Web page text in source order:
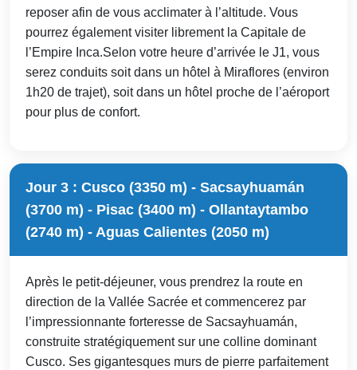
reposer afin de vous acclimater à l’altitude. Vous
pourrez également visiter librement la Capitale de
l’Empire Inca.Selon votre heure d’arrivée le J1, vous
serez conduits soit dans un hôtel à Miraflores (environ
1h20 de trajet), soit dans un hôtel proche de l’aéroport
pour plus de confort.
Jour 3 : Cusco (3350 m) - Sacsayhuamán
(3700 m) - Pisac (3400 m) - Ollantaytambo
(2740 m) - Aguas Calientes (2050 m)
Après le petit-déjeuner, vous prendrez la route en
direction de la Vallée Sacrée et commencerez par
l’impressionnante forteresse de Sacsayhuamán,
construite stratégiquement sur une colline dominant
Cusco. Ses gigantesques murs de pierre parfaitement